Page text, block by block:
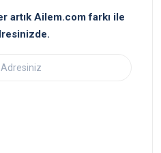
artık Ailem.com farkı ile